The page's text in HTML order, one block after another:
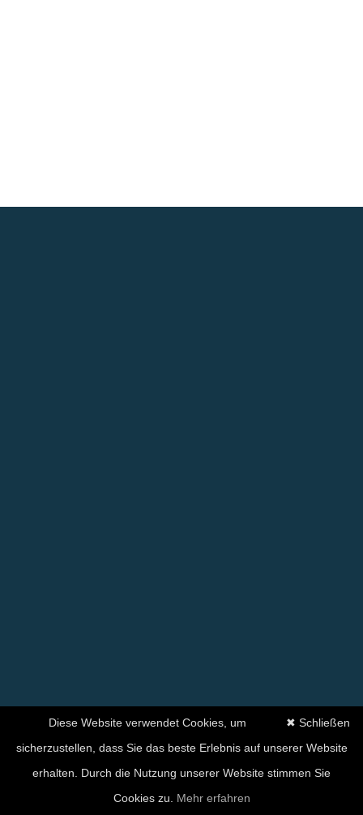
✖ Schließen
Diese Website verwendet Cookies, um
sicherzustellen, dass Sie das beste Erlebnis auf unserer Website
erhalten. Durch die Nutzung unserer Website stimmen Sie
Cookies zu. Mehr erfahren